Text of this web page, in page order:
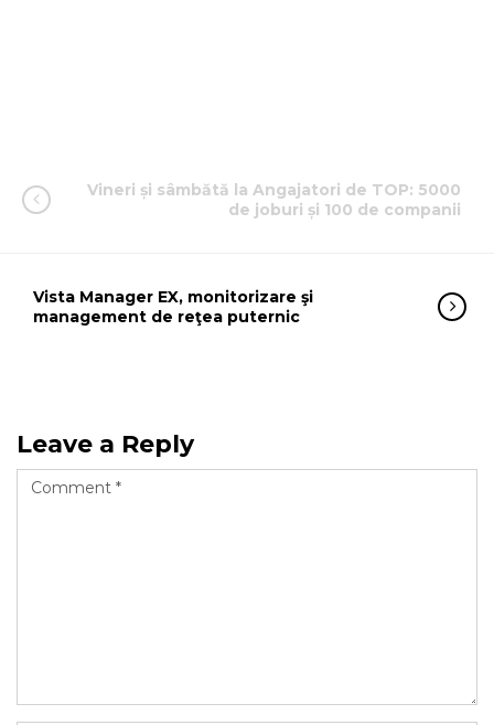
Vineri și sâmbătă la Angajatori de TOP: 5000
de joburi și 100 de companii
Vista Manager EX, monitorizare şi
management de reţea puternic
Leave a Reply